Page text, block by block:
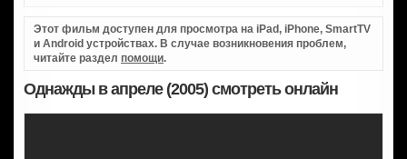
Этот фильм доступен для просмотра на iPad, iPhone, SmartTV
и Android устройствах. В случае возникновения проблем,
читайте раздел помощи.
Однажды в апреле (2005) смотреть онлайн